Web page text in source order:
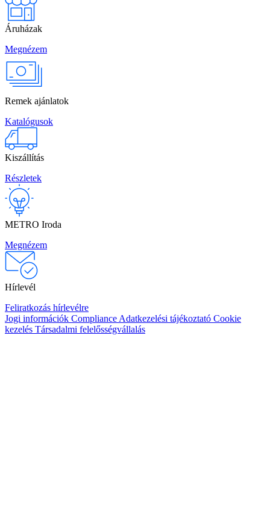
Áruházak
Megnézem
Remek ajánlatok
Katalógusok
Kiszállítás
Részletek
METRO Iroda
Megnézem
Hírlevél
Feliratkozás hírlevélre
Jogi információk Compliance Adatkezelési tájékoztató Cookie
kezelés Társadalmi felelősségvállalás